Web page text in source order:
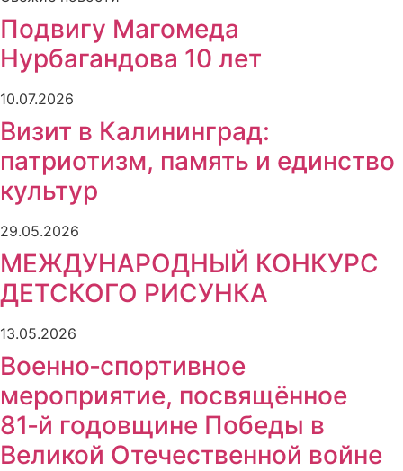
Подвигу Магомеда
Нурбагандова 10 лет
10.07.2026
Визит в Калининград:
патриотизм, память и единство
культур
29.05.2026
МЕЖДУНАРОДНЫЙ КОНКУРС
ДЕТСКОГО РИСУНКА
13.05.2026
Военно‑спортивное
мероприятие, посвящённое
81‑й годовщине Победы в
Великой Отечественной войне